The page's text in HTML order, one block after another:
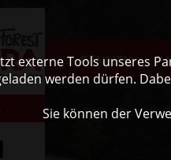
RENNEN
externe Tools unseres
werden dürfen.
Sie können der